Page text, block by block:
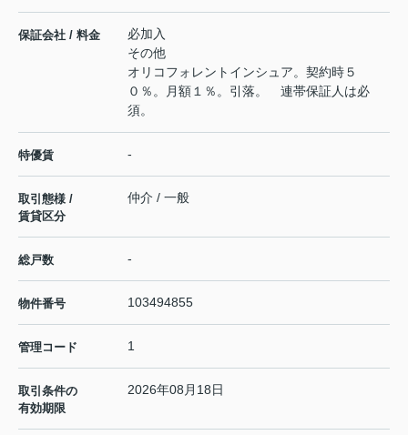
保証会社 / 料金
必加入
その他
オリコフォレントインシュア。契約時５
０％。月額１％。引落。 連帯保証人は必
須。
特優賃 -
取引態様 /
賃貸区分
仲介 / 一般
総戸数 -
物件番号 103494855
管理コード 1
取引条件の
有効期限
2026年08月18日